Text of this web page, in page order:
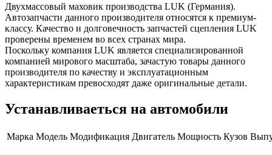
Двухмассовый маховик производства LUK (Германия).
Автозапчасти данного производителя относятся к премиум-
классу. Качество и долговечность запчастей сцепления LUK
проверены временем во всех странах мира.
Поскольку компания LUK является специализированной
компанией мирового масштаба, зачастую товары данного
производителя по качеству и эксплуатационным
характеристикам превосходят даже оригинальные детали.
Устанавливаеться на автомобили
Марка Модель Модификация Двигатель Мощность Кузов